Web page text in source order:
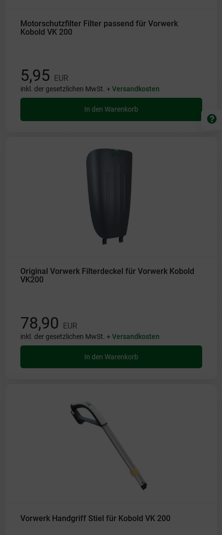
Motorschutzfilter Filter passend für Vorwerk
Kobold VK 200
5,95 EUR
inkl. der gesetzlichen MwSt. +Versandkosten
In den Warenkorb
Original Vorwerk Filterdeckel für Vorwerk Kobold
VK200
78,90 EUR
inkl. der gesetzlichen MwSt. +Versandkosten
In den Warenkorb
Vorwerk Handgriff Stiel für Kobold VK 200